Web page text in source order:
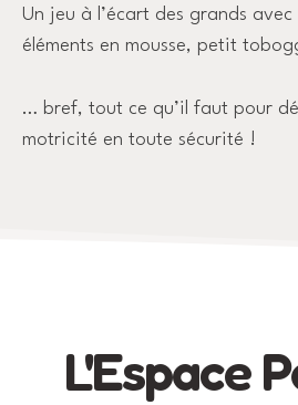
Un jeu à l’écart des grands
éléments en mousse, petit
… bref, tout ce qu’il faut pour
motricité en toute sécurité !
L'Espace